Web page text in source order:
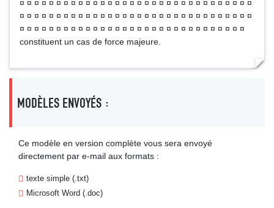
¤ ¤ ¤ ¤ ¤ ¤ ¤ ¤ ¤ ¤ ¤ ¤ ¤ ¤ ¤ ¤ ¤ ¤ ¤ ¤ ¤ ¤ ¤ ¤ ¤ ¤ ¤ ¤ ¤ ¤ ¤ ¤
¤ ¤ ¤ ¤ ¤ ¤ ¤ ¤ ¤ ¤ ¤ ¤ ¤ ¤ ¤ ¤ ¤ ¤ ¤ ¤ ¤ ¤ ¤ ¤ ¤ ¤ ¤ ¤ ¤ ¤ ¤ ¤
¤ ¤ ¤ ¤ ¤ ¤ ¤ ¤ ¤ ¤ ¤ ¤ ¤ ¤ ¤ ¤ ¤ ¤ ¤ ¤ ¤ ¤ ¤ ¤ ¤ ¤ ¤ ¤ ¤ ¤ ¤
constituent un cas de force majeure.
MODÈLES ENVOYÉS :
Ce modèle en version complète vous sera envoyé
directement par e-mail aux formats :
texte simple (.txt)
Microsoft Word (.doc)